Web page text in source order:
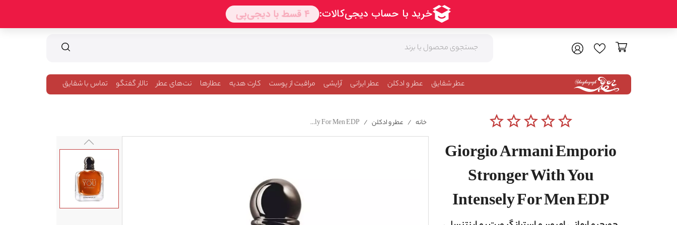
عطر شقایق عطر و ادکلن عطر ایرانی آرایشی مراقبت از پوست کارت هدیه عطارها نت‌های عطر تالار گفتگو تماس با شقایق
star_borderstar_borderstar_borderstar_borderstar_border
Giorgio Armani Emporio
Stronger With You
Intensely For Men EDP
خانه / عطر و ادکلن /
Giorgio Armani Emporio Stronger With You Intensely For Men EDP